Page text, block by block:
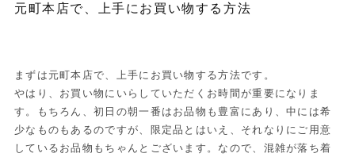
元町本店で、上手にお買い物する方法
まずは元町本店で、上手にお買い物する方法です。
やはり、お買い物にいらしていただくお時間が重要になりま
す。もちろん、初日の朝一番はお品物も豊富にあり、中には希
少なものもあるのですが、限定品とはいえ、それなりにご用意
しているお品物もちゃんとございます。なので、混雑が落ち着